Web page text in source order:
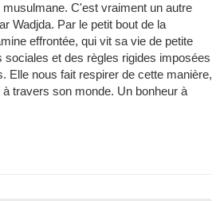
C'est vraiment un autre
Wadjda. Par le petit bout de la
effrontée, qui vit sa vie de petite
sociales et des règles rigides imposées
Elle nous fait respirer de cette manière,
travers son monde. Un bonheur à